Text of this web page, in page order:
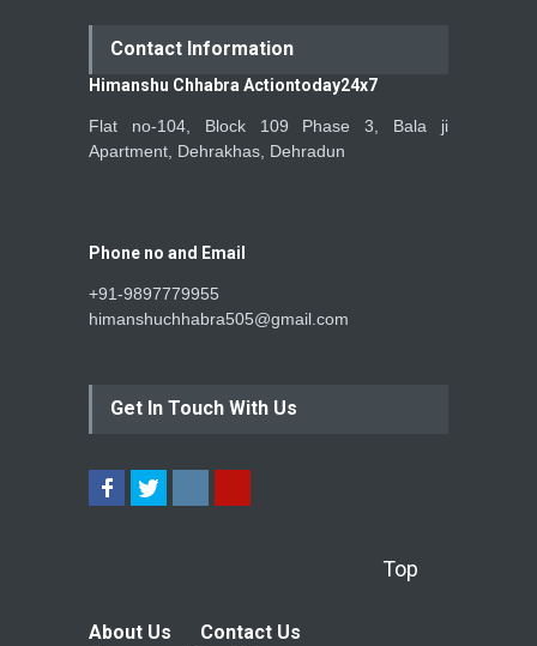
Contact Information
Himanshu Chhabra Actiontoday24x7
Flat no-104, Block 109 Phase 3, Bala ji
Apartment, Dehrakhas, Dehradun
Phone no and Email
+91-9897779955
himanshuchhabra505@gmail.com
Get In Touch With Us
Top
About Us
Contact Us